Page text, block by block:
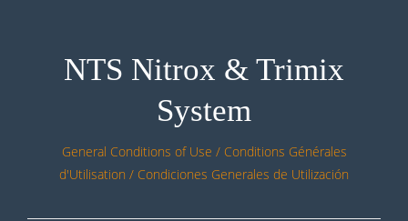
NTS Nitrox & Trimix
System
General Conditions of Use / Conditions Générales
d'Utilisation / Condiciones Generales de Utilización